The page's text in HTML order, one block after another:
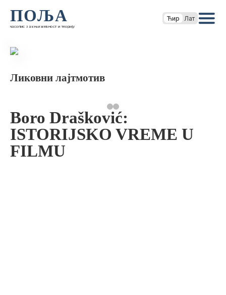
ПОЉА
часопис за књижевност и теорију
Ћир Лат
Ликовни лајтмотив
Boro Drašković:
ISTORIJSKO VREME U
FILMU